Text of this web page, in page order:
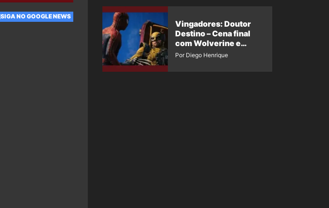
SIGA NO GOOGLE NEWS
Vingadores: Doutor
Destino – Cena final
com Wolverine e
Homem-Aranha de
Por Diego Henrique